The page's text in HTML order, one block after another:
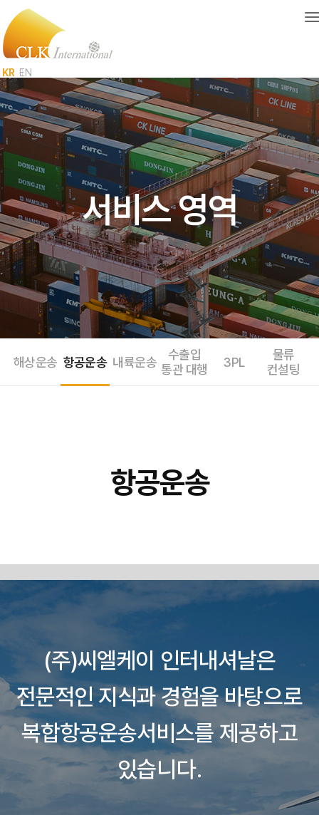
KR EN
서비스 영역
해상운송 항공운송 내륙운송
수출입
통관 대행
3PL
물류
컨설팅
항공운송
(주)씨엘케이 인터내셔날은
전문적인 지식과 경험을바탕으로
복합항공운송서비스를제공하고
있습니다.